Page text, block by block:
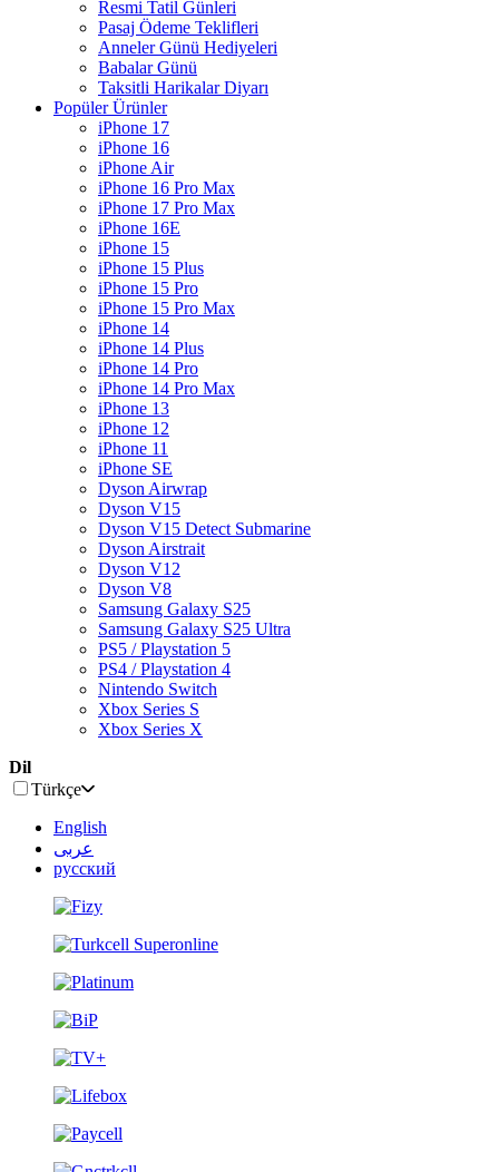
Resmi Tatil Günleri
Pasaj Ödeme Teklifleri
Anneler Günü Hediyeleri
Babalar Günü
Taksitli Harikalar Diyarı
Popüler Ürünler
iPhone 17
iPhone 16
iPhone Air
iPhone 16 Pro Max
iPhone 17 Pro Max
iPhone 16E
iPhone 15
iPhone 15 Plus
iPhone 15 Pro
iPhone 15 Pro Max
iPhone 14
iPhone 14 Plus
iPhone 14 Pro
iPhone 14 Pro Max
iPhone 13
iPhone 12
iPhone 11
iPhone SE
Dyson Airwrap
Dyson V15
Dyson V15 Detect Submarine
Dyson Airstrait
Dyson V12
Dyson V8
Samsung Galaxy S25
Samsung Galaxy S25 Ultra
PS5 / Playstation 5
PS4 / Playstation 4
Nintendo Switch
Xbox Series S
Xbox Series X
Dil
Türkçe
English
عربى
русский